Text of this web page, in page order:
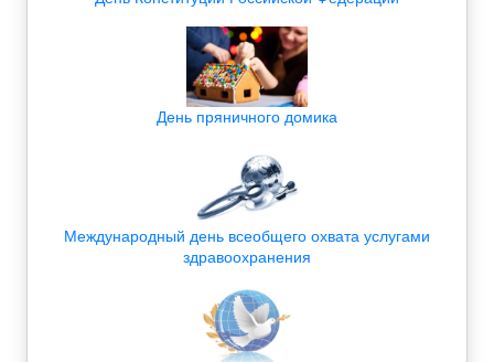
День пряничного домика
Международный день всеобщего охвата услугами
здравоохранения